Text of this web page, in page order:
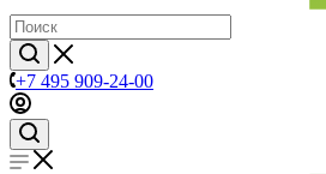
+7 495 909-24-00